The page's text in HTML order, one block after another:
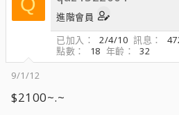
進階會員
已加入
2/4/10 訊息
點數
18 年齡
32
9/1/12
$2100~.~